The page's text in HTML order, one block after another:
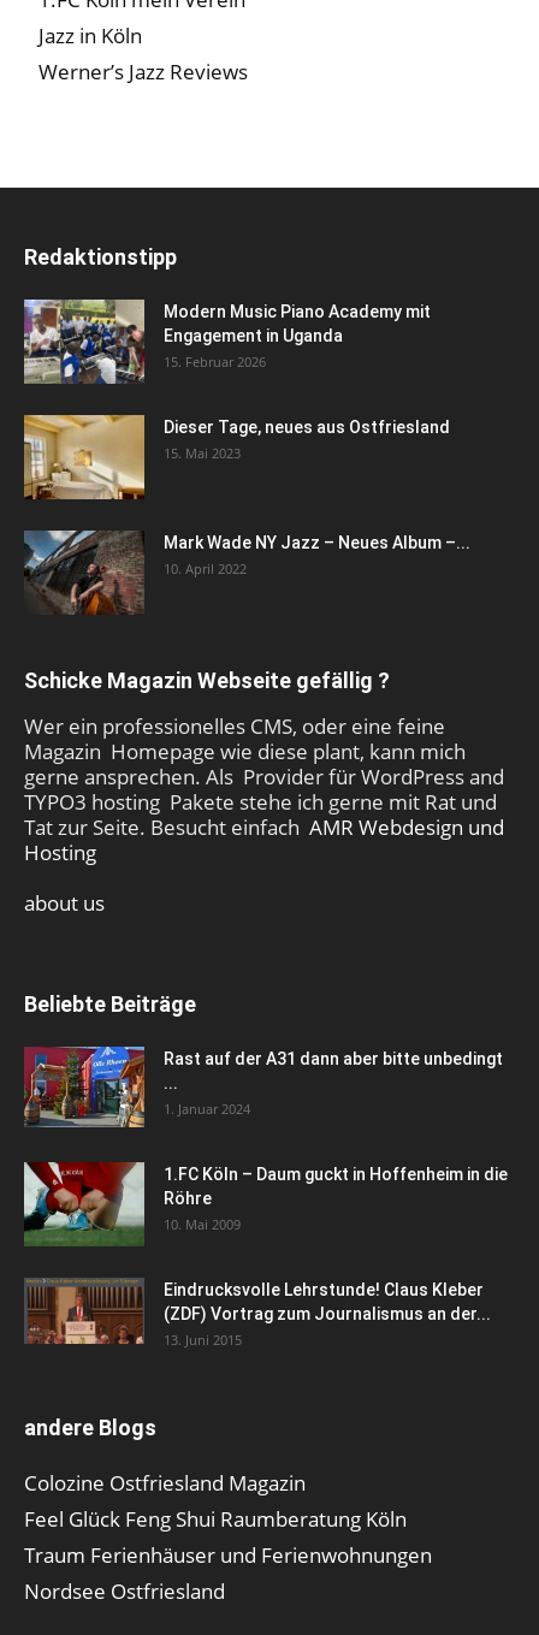
Jazz in Köln
Werner’s Jazz Reviews
Redaktionstipp
Modern Music Piano Academy mit
Engagement in Uganda
15. Februar 2026
Dieser Tage, neues aus Ostfriesland
15. Mai 2023
Mark Wade NY Jazz – Neues Album –...
10. April 2022
Schicke Magazin Webseite gefällig ?
Wer ein professionelles CMS, oder eine feine
Magazin Homepage wie diese plant, kann mich
gerne ansprechen. Als Provider für WordPress and
TYPO3 hosting Pakete stehe ich gerne mit Rat und
Tat zur Seite. Besucht einfach AMR Webdesign und
Hosting
about us
Beliebte Beiträge
Rast auf der A31 dann aber bitte unbedingt
...
1. Januar 2024
1.FC Köln – Daum guckt in Hoffenheim in die
Röhre
10. Mai 2009
Eindrucksvolle Lehrstunde! Claus Kleber
(ZDF) Vortrag zum Journalismus an der...
13. Juni 2015
andere Blogs
Colozine Ostfriesland Magazin
Feel Glück Feng Shui Raumberatung Köln
Traum Ferienhäuser und Ferienwohnungen
Nordsee Ostfriesland